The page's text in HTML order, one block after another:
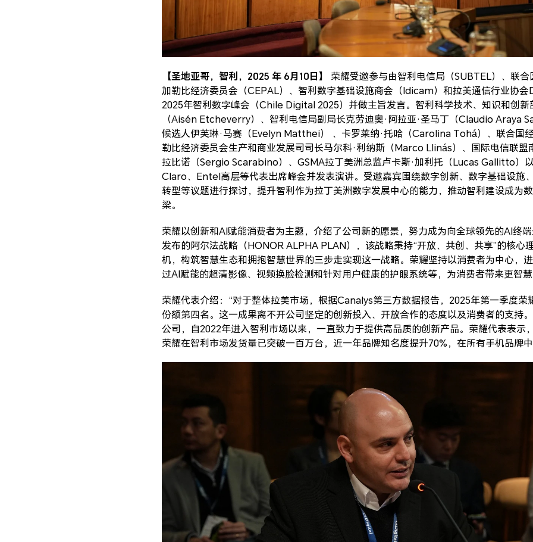
【圣地亚哥，智利，2025 年 6月10日】 荣耀受邀参与由智利电信局（SUBTEL）、联
加勒比经济委员会（CEPAL）、智利数字基础设施商会（Idicam）和拉美通信行业协
2025年智利数字峰会（Chile Digital 2025）并做主旨发言。智利科学技术、知识和创新
（Aisén Etcheverry）、智利电信局副局长克劳迪奥·阿拉亚·圣马丁（Claudio Araya
候选人伊芙琳·马赛（Evelyn Matthei） 、卡罗莱纳·托哈（Carolina Tohá）、联合国
勒比经济委员会生产和商业发展司司长马尔科·利纳斯（Marco Llinás）、国际电信联盟
拉比诺（Sergio Scarabino）、GSMA拉丁美洲总监卢卡斯·加利托（Lucas Gallitto）
Claro、Entel高层等代表出席峰会并发表演讲。受邀嘉宾围绕数字创新、数字基础设施
转型等议题进行探讨，提升智利作为拉丁美洲数字发展中心的能力，推动智利建设成为
梁。
荣耀以创新和AI赋能消费者为主题，介绍了公司新的愿景，努力成为向全球领先的AI终
发布的阿尔法战略（HONOR ALPHA PLAN），该战略秉持“开放、共创、共享”的核心
机，构筑智慧生态和拥抱智慧世界的三步走实现这一战略。荣耀坚持以消费者为中心，
过AI赋能的超清影像、视频换脸检测和针对用户健康的护眼系统等，为消费者带来更智慧
荣耀代表介绍：“对于整体拉美市场，根据Canalys第三方数据报告，2025年第一季度荣
份额第四名。这一成果离不开公司坚定的创新投入、开放合作的态度以及消费者的支持
公司，自2022年进入智利市场以来，一直致力于提供高品质的创新产品。荣耀代表表示
荣耀在智利市场发货量已突破一百万台，近一年品牌知名度提升70%，在所有手机品牌中